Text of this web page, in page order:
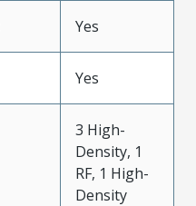
Yes
Yes
3 High-
Density, 1
RF, 1 High-
Density